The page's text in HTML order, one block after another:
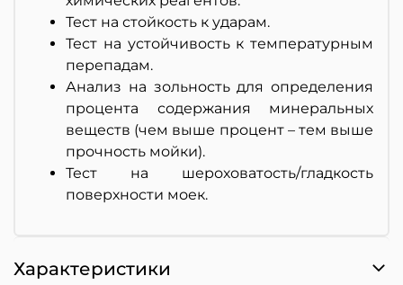
Тест на стойкость к ударам.
Тест на устойчивость к температурным
перепадам.
Анализ на зольность для определения
процента содержания минеральных
веществ (чем выше процент – тем выше
прочность мойки).
Тест на шероховатость/гладкость
поверхности моек.
Характеристики